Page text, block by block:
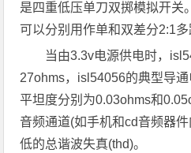
是四重低压单刀双掷模拟开关
可以分别用作单和双差分2:1多
当由3.3v电源供电时，
27ohms，isl54056的典型导
平坦度分别为0.03ohms和
音频通道(如手机和cd音频器
低的总谐波失真(thd)。